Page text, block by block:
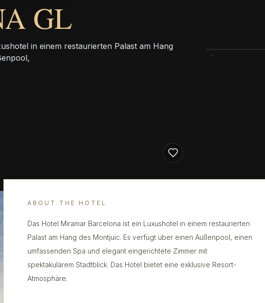
GL
in einem restaurierten Palast am Hang
ABOUT THE HOTEL
Das Hotel Miramar Barcelona ist ein Luxushotel in einem restaurierten
Palast am Hang des Montjuïc. Es verfügt über einen Außenpool, einen
umfassenden Spa und elegant eingerichtete Zimmer mit
spektakulärem Stadtblick. Das Hotel bietet eine exklusive Resort-
Atmosphäre.